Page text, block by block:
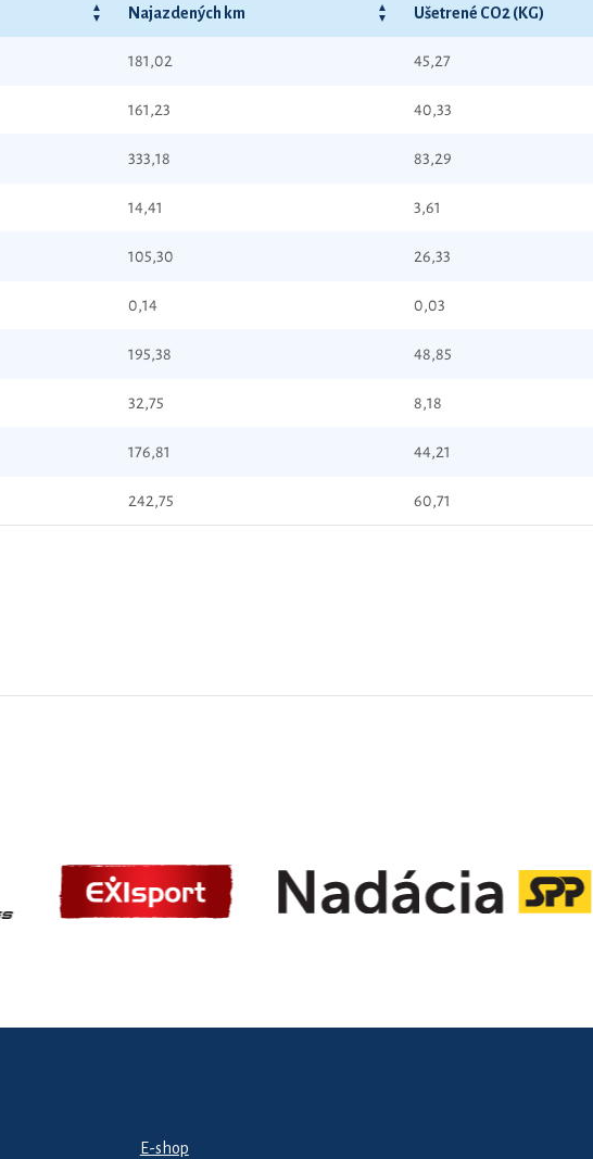
Najazdených km Ušetrené CO2 (KG)
181,02 45,27
161,23 40,33
333,18 83,29
14,41 3,61
105,30 26,33
0,14 0,03
195,38 48,85
32,75 8,18
176,81 44,21
242,75 60,71
E-shop